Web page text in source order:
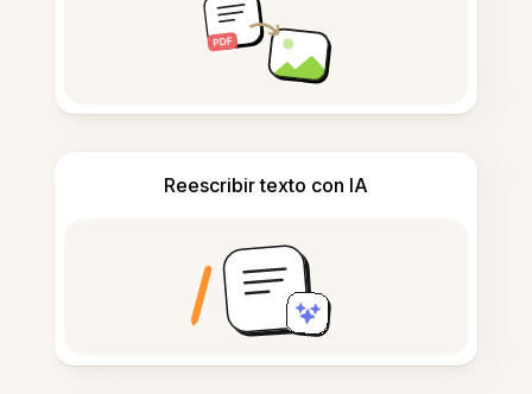
Reescribir texto con IA